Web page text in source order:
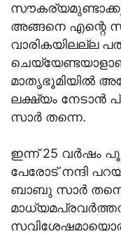
അങ്ങനെ എന്റെ
വാരികയിലല്ല
മാതൃഭൂമിയില്‍
ലക്ഷ്യം നേടാന്‍
സാര്‍ തന്നെ.
ഇന്ന് 25 വര്‍ഷം
പേരോട് നന്ദി
ബാബു സാര്‍